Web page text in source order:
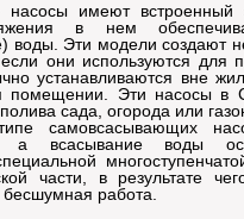
насосы имеют встроенный
в нем
воды. Эти модели создают
они используются для
устанавливаются вне
помещении. Эти насосы в
сада, огорода или
самовсасывающих
а всасывание воды
части, в результате
бесшумная работа.